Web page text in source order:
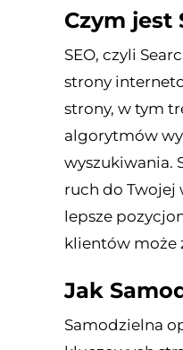
Czym jest
SEO, czyli
strony
strony, w tym
algorytmów
wyszukiwania.
ruch do Twojej
lepsze
klientów może
Jak
Samodzielna